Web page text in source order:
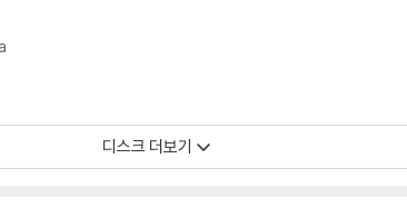
디스크 더보기